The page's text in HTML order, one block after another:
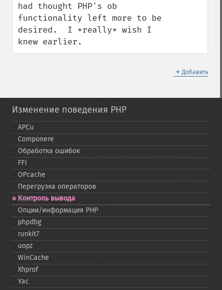
had thought PHP's ob
functionality left more to be
desired.  I *really* wish I
knew earlier.
＋ Добавить
Изменение поведения PHP
APCu
Componere
Обработка ошибок
FFI
OPcache
Перегрузка операторов
Контроль вывода
Опции/информация PHP
phpdbg
runkit7
uopz
WinCache
Xhprof
Yac